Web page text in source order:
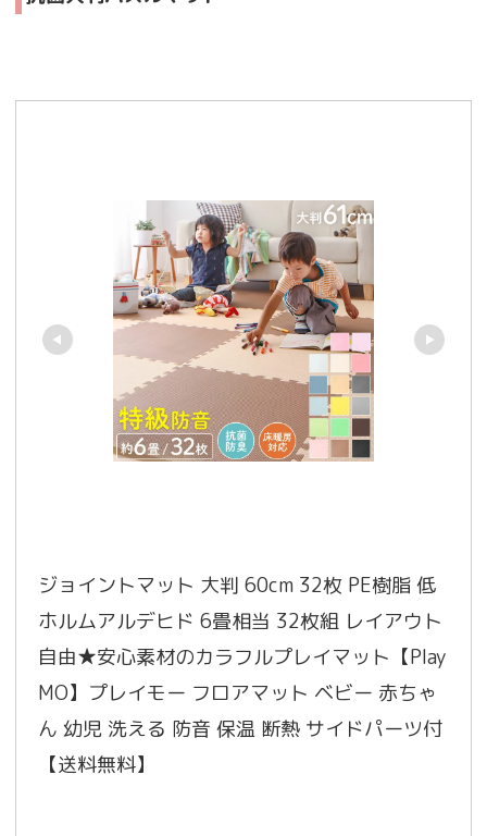
ジョイントマット 大判 60cm 32枚 PE樹脂 低
ホルムアルデヒド 6畳相当 32枚組 レイアウト
自由★安心素材のカラフルプレイマット【Play
MO】プレイモー フロアマット ベビー 赤ちゃ
ん 幼児 洗える 防音 保温 断熱 サイドパーツ付
【送料無料】